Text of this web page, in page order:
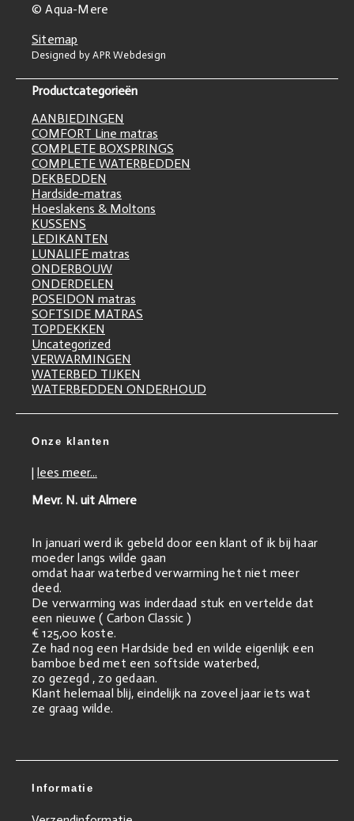
© Aqua-Mere
Sitemap
Designed by APR Webdesign
Productcategorieën
AANBIEDINGEN
COMFORT Line matras
COMPLETE BOXSPRINGS
COMPLETE WATERBEDDEN
DEKBEDDEN
Hardside-matras
Hoeslakens & Moltons
KUSSENS
LEDIKANTEN
LUNALIFE matras
ONDERBOUW
ONDERDELEN
POSEIDON matras
SOFTSIDE MATRAS
TOPDEKKEN
Uncategorized
VERWARMINGEN
WATERBED TIJKEN
WATERBEDDEN ONDERHOUD
Onze klanten
| lees meer...
Mevr. N. uit Almere
In januari werd ik gebeld door een klant of ik bij haar
moeder langs wilde gaan
omdat haar waterbed verwarming het niet meer
deed.
De verwarming was inderdaad stuk en vertelde dat
een nieuwe ( Carbon Classic )
€ 125,00 koste.
Ze had nog een Hardside bed en wilde eigenlijk een
bamboe bed met een softside waterbed,
zo gezegd , zo gedaan.
Klant helemaal blij, eindelijk na zoveel jaar iets wat
ze graag wilde.
Informatie